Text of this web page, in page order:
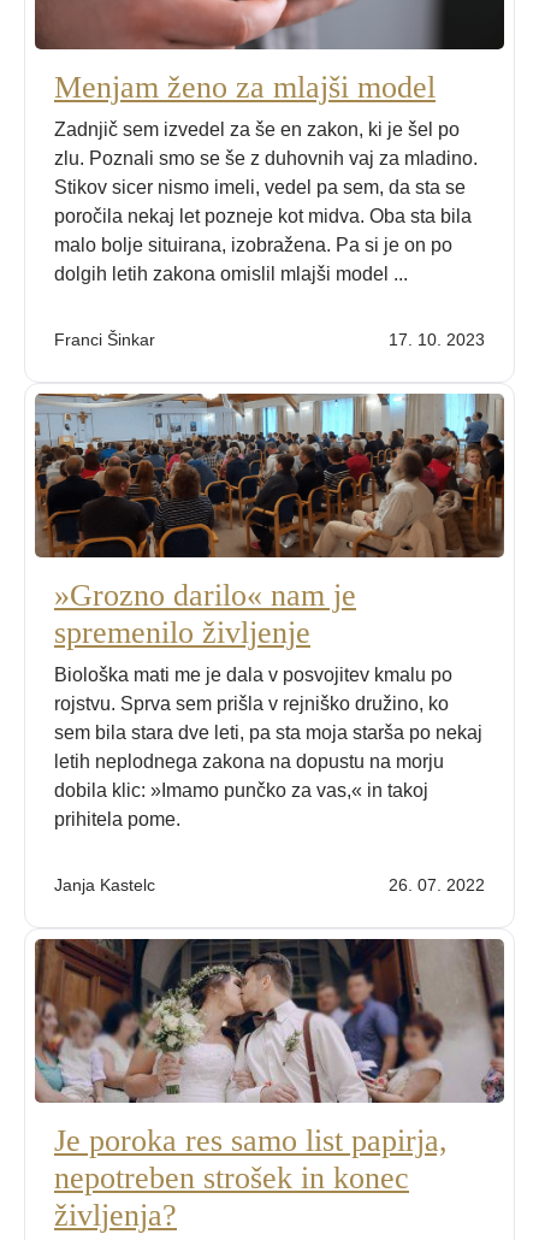
Menjam ženo za mlajši model
Zadnjič sem izvedel za še en zakon, ki je šel po
zlu. Poznali smo se še z duhovnih vaj za mladino.
Stikov sicer nismo imeli, vedel pa sem, da sta se
poročila nekaj let pozneje kot midva. Oba sta bila
malo bolje situirana, izobražena. Pa si je on po
dolgih letih zakona omislil mlajši model ...
Franci Šinkar 17. 10. 2023
»Grozno darilo« nam je
spremenilo življenje
Biološka mati me je dala v posvojitev kmalu po
rojstvu. Sprva sem prišla v rejniško družino, ko
sem bila stara dve leti, pa sta moja starša po nekaj
letih neplodnega zakona na dopustu na morju
dobila klic: »Imamo punčko za vas,« in takoj
prihitela pome.
Janja Kastelc 26. 07. 2022
Je poroka res samo list papirja,
nepotreben strošek in konec
življenja?